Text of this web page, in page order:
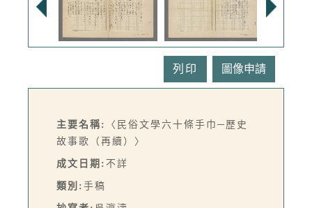
列印
主要名稱:
〈民俗文學六十條手巾─歷史
故事歌（再續）〉
成文日期: 不詳
類別: 手稿